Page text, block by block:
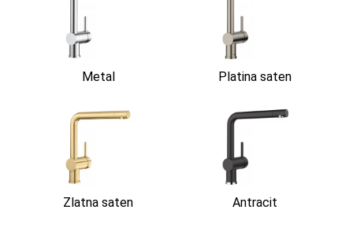
Metal Platina saten
Zlatna saten Antracit